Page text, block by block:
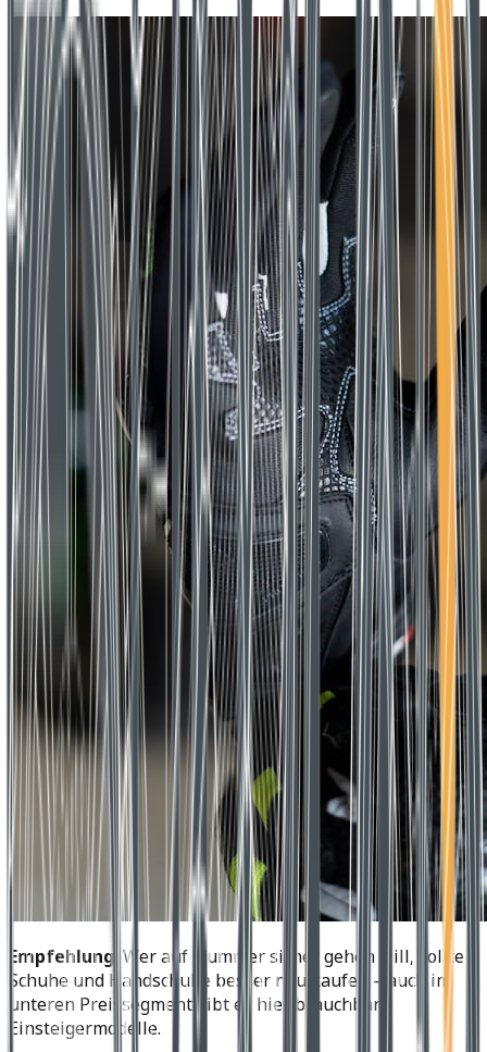
Empfehlung: Wer auf Nummer sicher gehen will, sollte
Schuhe und Handschuhe besser neu kaufen – auch im
unteren Preissegment gibt es hier brauchbare
Einsteigermodelle.